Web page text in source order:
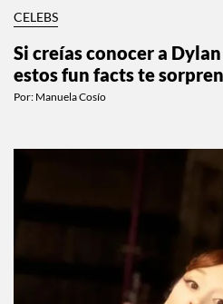
CELEBS
Si creías conocer a
estos fun facts te
Por: Manuela Cosío